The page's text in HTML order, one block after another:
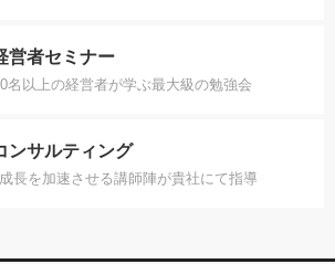
営者セミナー
名以上の経営者が学ぶ最大級の勉強会
ンサルティング
長を加速させる講師陣が貴社にて指導